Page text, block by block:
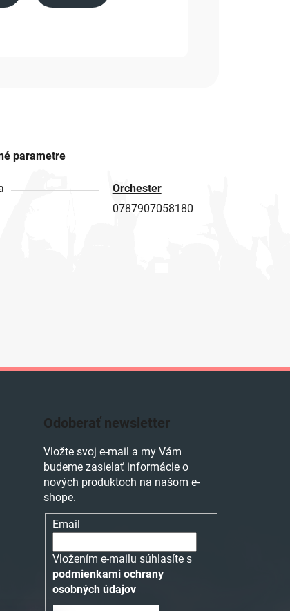
parametre
Orchester
0787907058180
Odoberať newsletter
Vložte svoj e-mail a my Vám
budeme zasielať informácie o
nových produktoch na našom e-
shope.
Email
Vložením e-mailu súhlasíte s
podmienkami ochrany
osobných údajov